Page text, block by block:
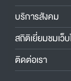
บริการสังคม
สถิติเยี่ยมชมเว็
ติดต่อเรา